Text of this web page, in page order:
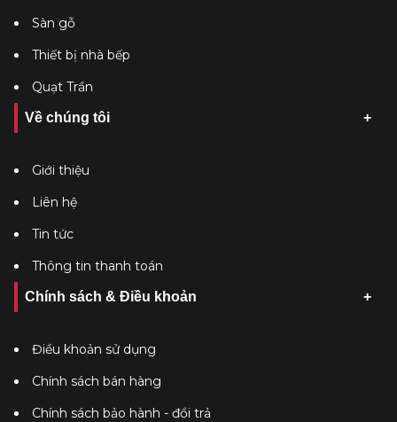
Sàn gỗ
Thiết bị nhà bếp
Quạt Trần
Về chúng tôi
Giới thiệu
Liên hệ
Tin tức
Thông tin thanh toán
Chính sách & Điều khoản
Điều khoản sử dụng
Chính sách bán hàng
Chính sách bảo hành - đổi trả